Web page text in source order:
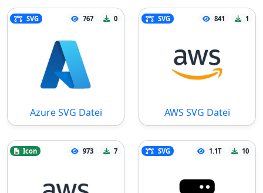
SVG 767 0
Azure SVG Datei
SVG 841 1
AWS SVG Datei
Icon 973 7 SVG 1.1T 10